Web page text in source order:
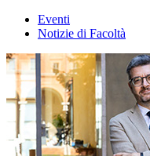
Eventi
Notizie di Facoltà